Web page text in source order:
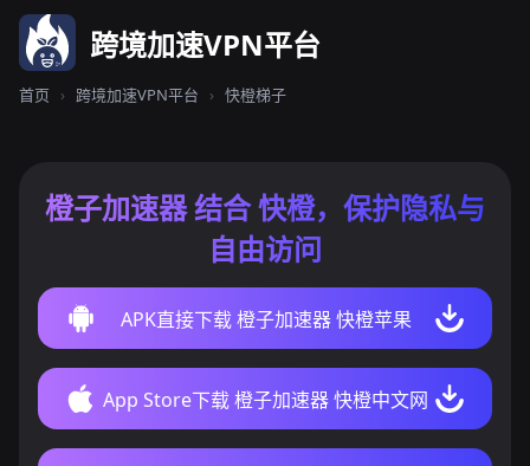
跨境加速VPN平台
首页 › 跨境加速VPN平台 › 快橙梯子
橙子加速器 结合 快橙，保护隐私与
自由访问
APK直接下载 橙子加速器 快橙苹果
App Store下载 橙子加速器 快橙中文网